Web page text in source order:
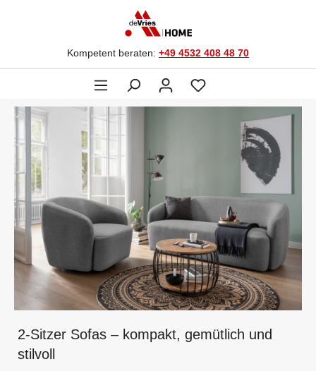
Kompetent beraten: +49 4532 408 48 70
2-Sitzer Sofas – kompakt, gemütlich und
stilvoll